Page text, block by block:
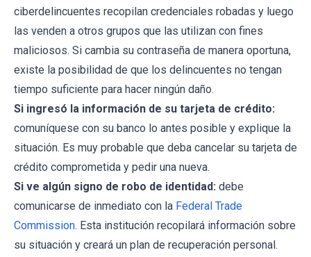
ciberdelincuentes recopilan credenciales robadas y luego
las venden a otros grupos que las utilizan con fines
maliciosos. Si cambia su contraseña de manera oportuna,
existe la posibilidad de que los delincuentes no tengan
tiempo suficiente para hacer ningún daño.
Si ingresó la información de su tarjeta de crédito:
comuníquese con su banco lo antes posible y explique la
situación. Es muy probable que deba cancelar su tarjeta de
crédito comprometida y pedir una nueva.
Si ve algún signo de robo de identidad: debe
comunicarse de inmediato con la Federal Trade
Commission. Esta institución recopilará información sobre
su situación y creará un plan de recuperación personal.